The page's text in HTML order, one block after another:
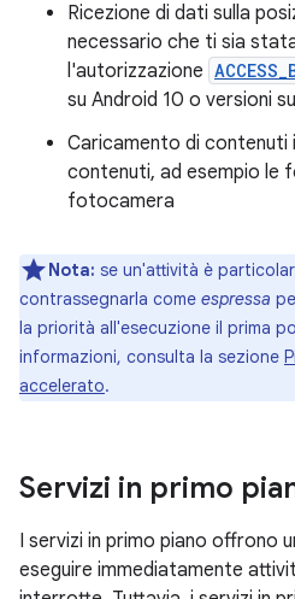
Ricezione di dati sulla
necessario che ti sia
l'autorizzazione
su Android 10 o versioni
Caricamento di contenuti
contenuti, ad esempio le
fotocamera
Nota: se un'attività è
contrassegnarla come espressa
la priorità all'esecuzione il prima
informazioni, consulta la sezione
accelerato.
Servizi in primo
I servizi in primo piano offrono
eseguire immediatamente